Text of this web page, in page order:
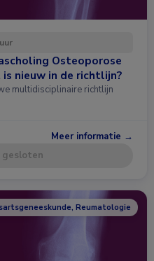
Osteoporose
nieuw in de richtlijn?
multidisciplinaire richtlijn
Meer informatie →
gesloten
Reumatologie